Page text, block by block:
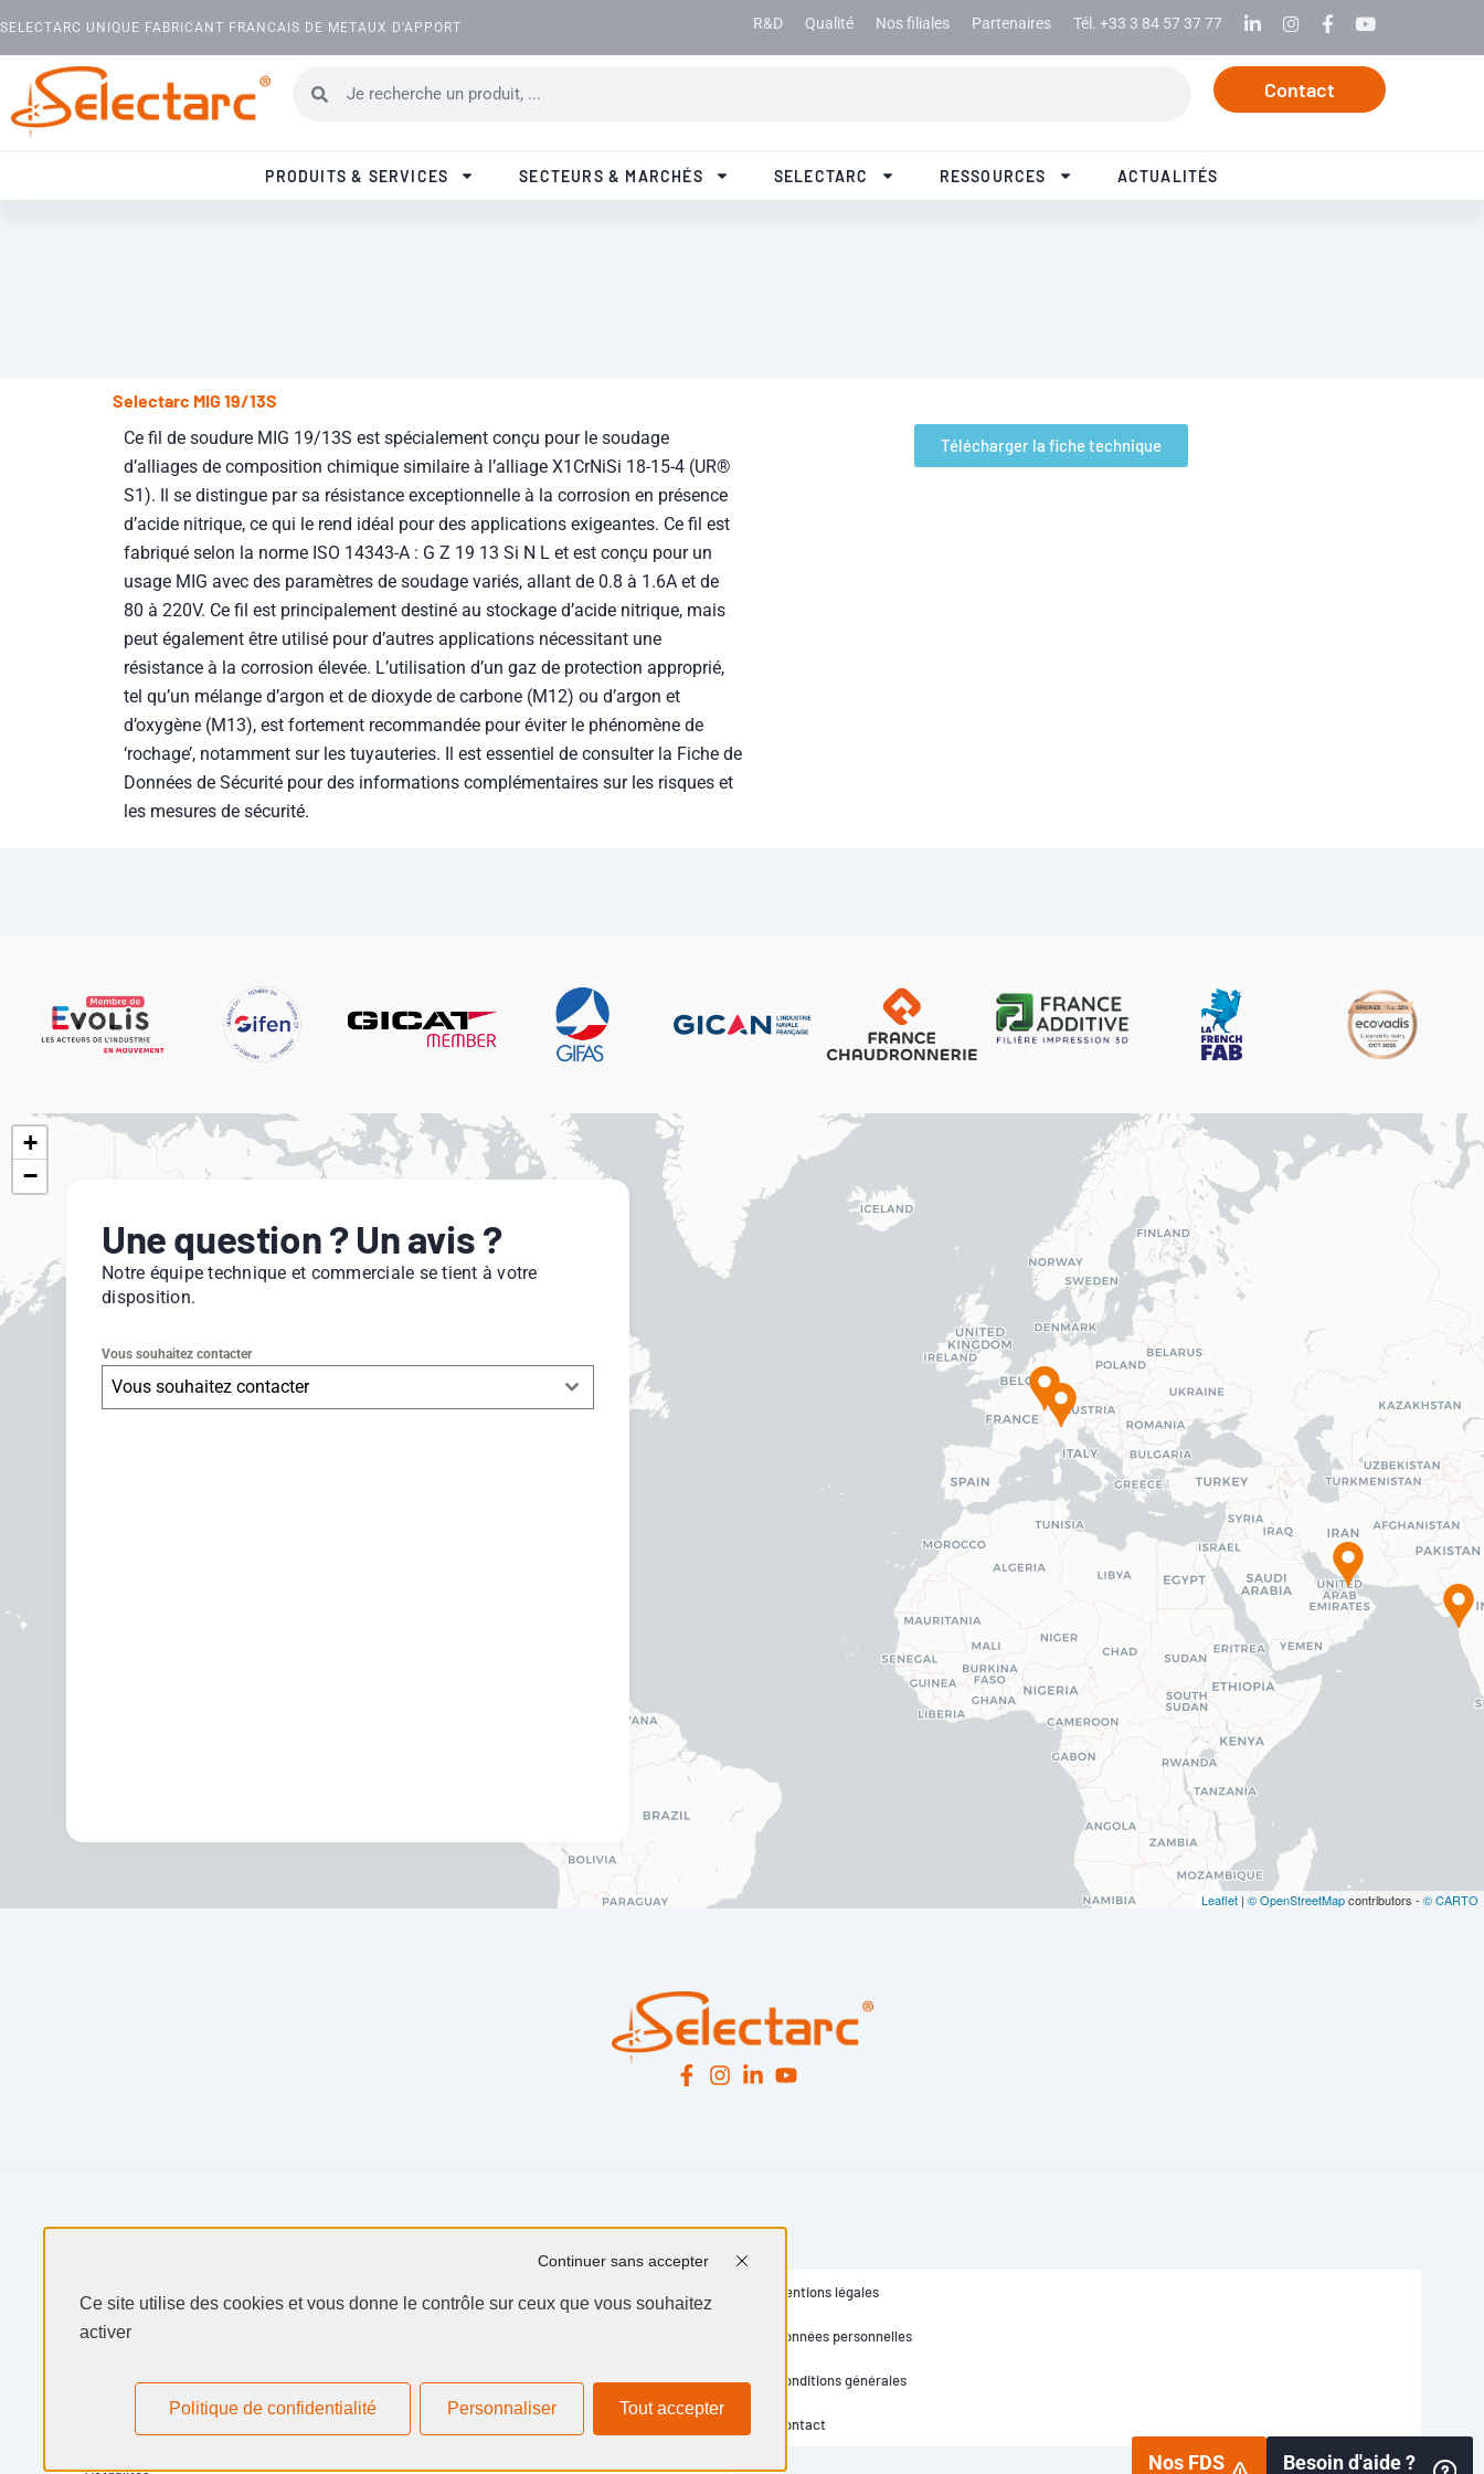
SELECTARC UNIQUE FABRICANT FRANCAIS DE METAUX D'APPORT R&D Qualité Nos filiales Partenaires Tél. +33 3 84 57 37 77 LinkedinInstagramFacebookYoutube
Contact
PRODUITS & SERVICES SECTEURS & MARCHÉS SELECTARC RESSOURCES ACTUALITÉS
Selectarc MIG 19/13S
Ce fil de soudure MIG 19/13S est spécialement conçu pour le soudage
d’alliages de composition chimique similaire à l’alliage X1CrNiSi 18-15-4 (UR®
S1). Il se distingue par sa résistance exceptionnelle à la corrosion en présence
d’acide nitrique, ce qui le rend idéal pour des applications exigeantes. Ce fil est
fabriqué selon la norme ISO 14343-A : G Z 19 13 Si N L et est conçu pour un
usage MIG avec des paramètres de soudage variés, allant de 0.8 à 1.6A et de
80 à 220V. Ce fil est principalement destiné au stockage d’acide nitrique, mais
peut également être utilisé pour d’autres applications nécessitant une
résistance à la corrosion élevée. L’utilisation d’un gaz de protection approprié,
tel qu’un mélange d’argon et de dioxyde de carbone (M12) ou d’argon et
d’oxygène (M13), est fortement recommandée pour éviter le phénomène de
‘rochage’, notamment sur les tuyauteries. Il est essentiel de consulter la Fiche de
Données de Sécurité pour des informations complémentaires sur les risques et
les mesures de sécurité.
Télécharger la fiche technique
+
−
Leaflet | © OpenStreetMapcontributors - © CARTO
Une question ? Un avis ?
Notre équipe technique et commerciale se tient à votre
disposition.
Vous souhaitez contacter
Vous souhaitez contacter
Nos FDS Besoin d'aide ?
Secteurs & Marchés
Selectarc
Actualités
Mentions légales
Données personnelles
Conditions générales
Contact
Ce site utilise des cookies et vous donne le contrôle sur ceux que vous souhaitez
activer
Tout accepter
Continuer sans accepter
Personnaliser
Politique de confidentialité